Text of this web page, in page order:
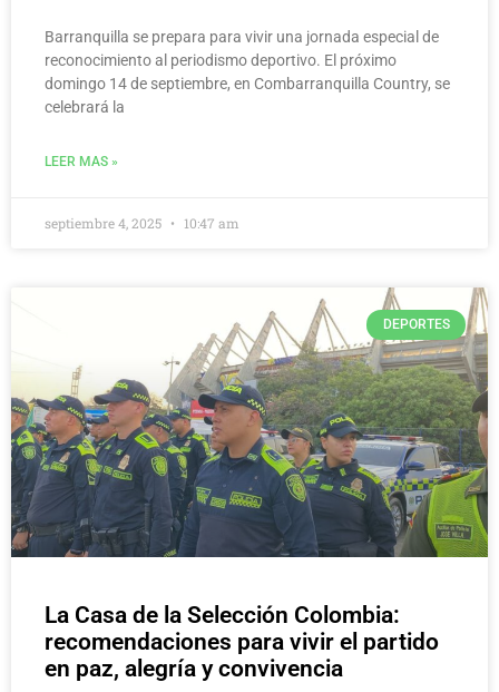
Barranquilla se prepara para vivir una jornada especial de
reconocimiento al periodismo deportivo. El próximo
domingo 14 de septiembre, en Combarranquilla Country, se
celebrará la
LEER MAS »
septiembre 4, 2025 10:47 am
DEPORTES
La Casa de la Selección Colombia:
recomendaciones para vivir el partido
en paz, alegría y convivencia